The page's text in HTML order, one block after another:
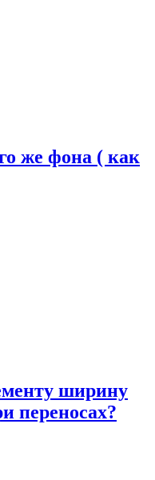
же фона ( как
ширину
переносах?